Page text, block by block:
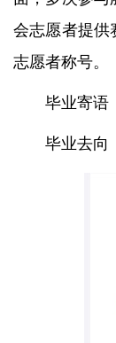
会志愿者提供
志愿者称号。
毕业寄语
毕业去向